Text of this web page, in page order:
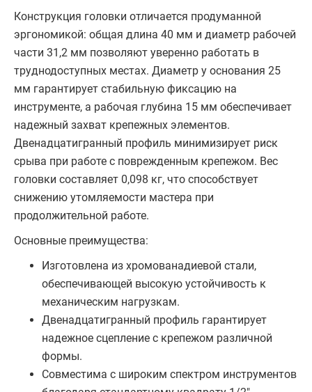
Конструкция головки отличается продуманной
эргономикой: общая длина 40 мм и диаметр рабочей
части 31,2 мм позволяют уверенно работать в
труднодоступных местах. Диаметр у основания 25
мм гарантирует стабильную фиксацию на
инструменте, а рабочая глубина 15 мм обеспечивает
надежный захват крепежных элементов.
Двенадцатигранный профиль минимизирует риск
срыва при работе с поврежденным крепежом. Вес
головки составляет 0,098 кг, что способствует
снижению утомляемости мастера при
продолжительной работе.
Основные преимущества:
Изготовлена из хромованадиевой стали,
обеспечивающей высокую устойчивость к
механическим нагрузкам.
Двенадцатигранный профиль гарантирует
надежное сцепление с крепежом различной
формы.
Совместима с широким спектром инструментов